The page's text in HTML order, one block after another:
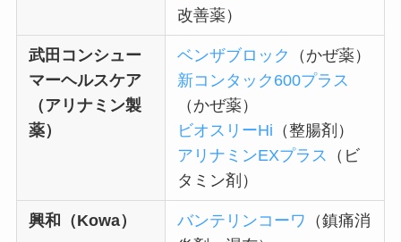
改善薬）
武田コンシュー
マーヘルスケア
（アリナミン製
薬）
ベンザブロック
（かぜ薬）
新コンタック600プラス
（かぜ薬）
ビオスリーHi （整腸剤）
アリナミンEXプラス
（ビ
タミン剤）
興和（Kowa） バンテリンコーワ
（鎮痛消